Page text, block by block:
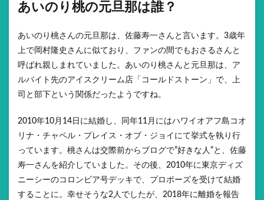
あいのり桃の元旦那は誰？
あいのり桃さんの元旦那は、佐藤寿一さんと言います。3歳年
上で岡村隆史さんに似ており、ファンの間でもおさるさんと
呼ばれ親しまれていました。あいのり桃さんと元旦那は、ア
ルバイト先のアイスクリーム店「コールドストーン」で、上
司と部下という関係だったようですね。
2010年10月14日に結婚し、同年11月にはハワイオアフ島コオ
リナ・チャペル・プレイス・オブ・ジョイにて挙式を執り行
っています。桃さんは交際前からブログで”好きな人”と、佐藤
寿一さんを紹介していました。その後、2010年に東京ディズ
ニーシーのコロンビア号デッキで、プロポーズを受けて結婚
することに。幸せそうな2人でしたが、2018年に離婚を報告